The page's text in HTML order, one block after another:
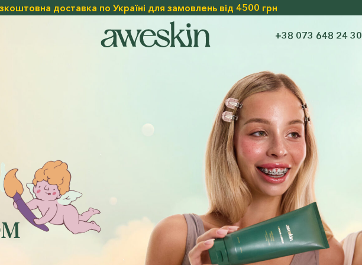
доставка по Україні для замовлень від 4500 грн
+38 073 648 24 30